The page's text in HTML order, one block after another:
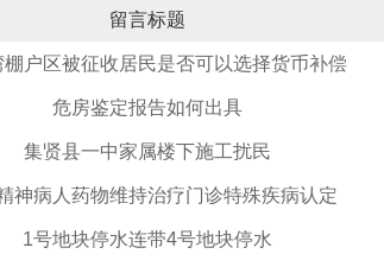
留言标题
棚户区被征收居民是否可以选择货币补偿
危房鉴定报告如何出具
集贤县一中家属楼下施工扰民
神病人药物维持治疗门诊特殊疾病认定
1号地块停水连带4号地块停水